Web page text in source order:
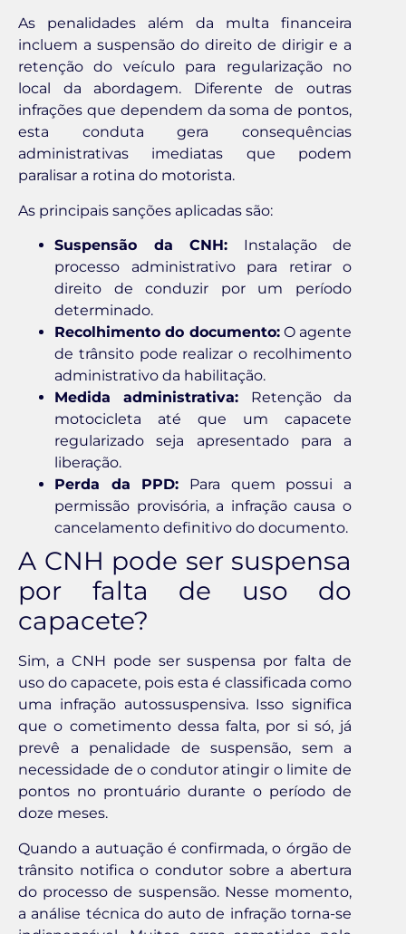
As penalidades além da multa financeira
incluem a suspensão do direito de dirigir e a
retenção do veículo para regularização no
local da abordagem. Diferente de outras
infrações que dependem da soma de pontos,
esta conduta gera consequências
administrativas imediatas que podem
paralisar a rotina do motorista.
As principais sanções aplicadas são:
Suspensão da CNH: Instalação de
processo administrativo para retirar o
direito de conduzir por um período
determinado.
Recolhimento do documento:O agente
de trânsito pode realizar o recolhimento
administrativo da habilitação.
Medida administrativa: Retenção da
motocicleta até que um capacete
regularizado seja apresentado para a
liberação.
Perda da PPD: Para quem possui a
permissão provisória, a infração causa o
cancelamento definitivo do documento.
A CNH pode ser suspensa
por falta de uso do
capacete?
Sim, a CNH pode ser suspensa por falta de
uso do capacete, pois esta é classificada como
uma infração autossuspensiva. Isso significa
que o cometimento dessa falta, por si só, já
prevê a penalidade de suspensão, sem a
necessidade de o condutor atingir o limite de
pontos no prontuário durante o período de
doze meses.
Quando a autuação é confirmada, o órgão de
trânsito notifica o condutor sobre a abertura
do processo de suspensão. Nesse momento,
a análise técnica do auto de infração torna-se